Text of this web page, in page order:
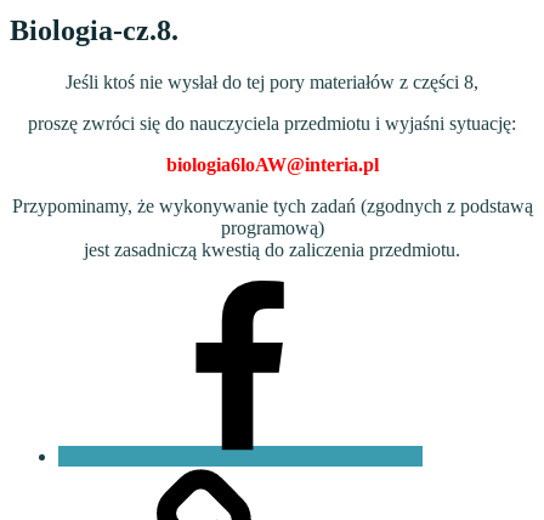
Biologia-cz.8.
Jeśli ktoś nie wysłał do tej pory materiałów z części 8,
proszę zwróci się do nauczyciela przedmiotu i wyjaśni sytuację:
biologia6loAW@interia.pl
Przypominamy, że wykonywanie tych zadań (zgodnych z podstawą
programową)
jest zasadniczą kwestią do zaliczenia przedmiotu.